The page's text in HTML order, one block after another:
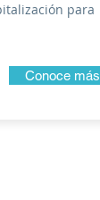
para
Conoce más